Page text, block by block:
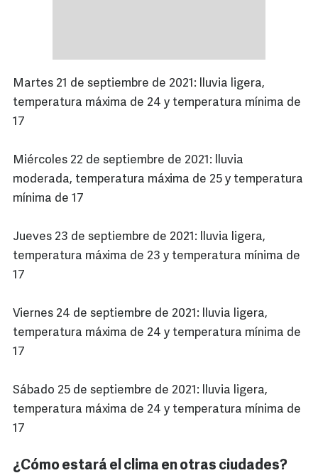
Martes 21 de septiembre de 2021: lluvia ligera,
temperatura máxima de 24 y temperatura mínima de
17
Miércoles 22 de septiembre de 2021: lluvia
moderada, temperatura máxima de 25 y temperatura
mínima de 17
Jueves 23 de septiembre de 2021: lluvia ligera,
temperatura máxima de 23 y temperatura mínima de
17
Viernes 24 de septiembre de 2021: lluvia ligera,
temperatura máxima de 24 y temperatura mínima de
17
Sábado 25 de septiembre de 2021: lluvia ligera,
temperatura máxima de 24 y temperatura mínima de
17
¿Cómo estará el clima en otras ciudades?